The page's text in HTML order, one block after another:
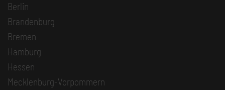
Berlin
Brandenburg
Bremen
Hamburg
Hessen
Mecklenburg-Vorpommern